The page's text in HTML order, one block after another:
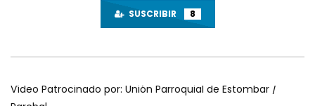
SUSCRIBIR 8
Vídeo Patrocinado por: Unión Parroquial de Estombar /